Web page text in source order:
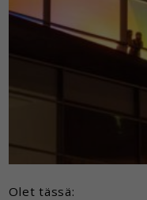
Olet tässä: